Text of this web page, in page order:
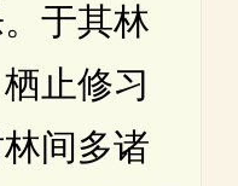
于其林
止修习
间多诸